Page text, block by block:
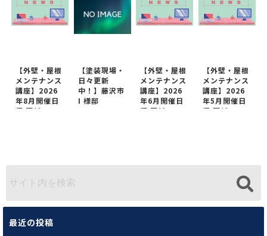
【外壁・屋根
メンテナンス
講座】2026
年8月開催日
程 更新
【塗装現場・
日々更新
中！】藤沢市
I 様邸
【外壁・屋根
メンテナンス
講座】2026
年6月開催日
程 更新
【外壁・屋根
メンテナンス
講座】2026
年5月開催日
程 更新
最近の投稿